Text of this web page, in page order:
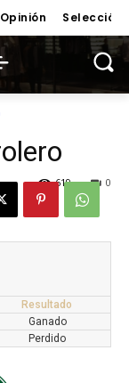
Opinión Selección
0
619
Resultado
Ganado
Perdido